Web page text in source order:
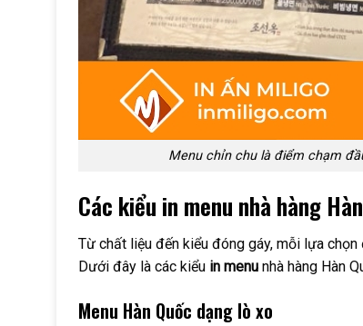
Menu chỉn chu là điểm chạm
Các kiểu in menu nhà hàng
Từ chất liệu đến kiểu đóng gáy, mỗi lựa
Dưới đây là các kiểu in menu nhà hàng Hàn
Menu Hàn Quốc dạng lò xo